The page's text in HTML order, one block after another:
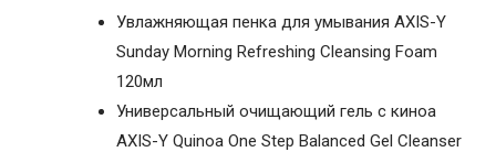
Увлажняющая пенка для умывания AXIS-Y
Sunday Morning Refreshing Cleansing Foam
120мл
Универсальный очищающий гель с киноа
AXIS-Y Quinoa One Step Balanced Gel Cleanser